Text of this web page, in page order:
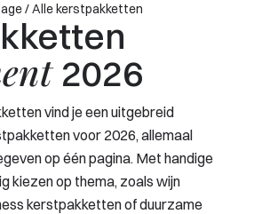
/Alle kerstpakketten
2026
vind je een uitgebreid
voor 2026, allemaal
op één pagina. Met handige
kiezen op thema, zoals wijn
kerstpakketten of duurzame